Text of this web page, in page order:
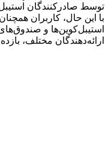
توسط صادرکنندگان
با این حال، کاربران
استیبل‌کوین‌ها و
ارائه‌دهندگان مختلف،